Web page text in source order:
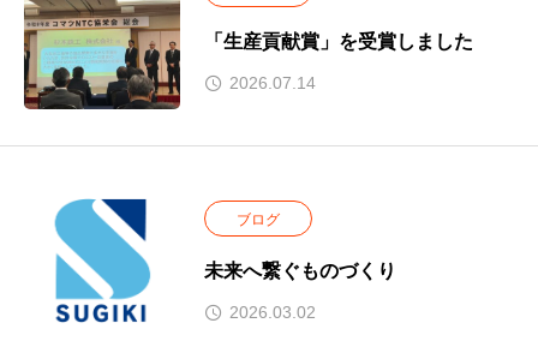
「生産貢献賞」を受賞しました
2026.07.14
ブログ
未来へ繋ぐものづくり
2026.03.02